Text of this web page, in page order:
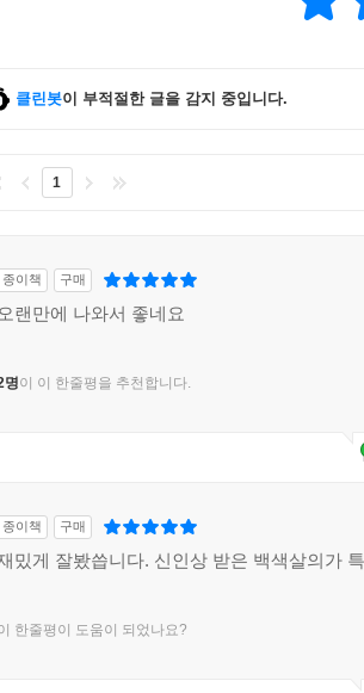
클린봇이 부적절한 글을 감지 중입니다.
1
종이책 구매
오랜만에 나와서 좋네요
명이 이 한줄평을 추천합니다.
종이책 구매
밌게 잘봤씁니다. 신인상 받은 백색살의가
한줄평이 도움이 되었나요?